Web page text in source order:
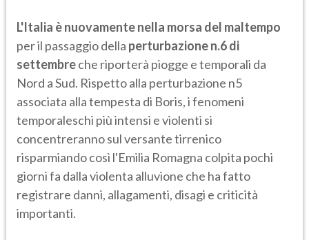
L'Italia è nuovamente nella morsa del maltempo
per il passaggio della perturbazione n.6 di
settembreche riporterà piogge e temporali da
Nord a Sud. Rispetto alla perturbazione n5
associata alla tempesta di Boris, i fenomeni
temporaleschi più intensi e violenti si
concentreranno sul versante tirrenico
risparmiando così l'Emilia Romagna colpita pochi
giorni fa dalla violenta alluvione che ha fatto
registrare danni, allagamenti, disagi e criticità
importanti.